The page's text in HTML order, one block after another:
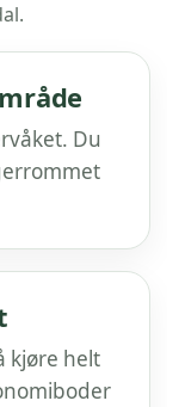
Du
kjøre helt